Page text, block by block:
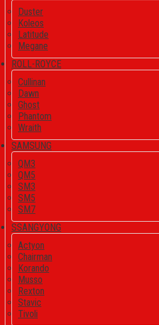
Duster
Koleos
Latitude
Megane
ROLL-ROYCE
Cullinan
Dawn
Ghost
Phantom
Wraith
SAMSUNG
QM3
QM5
SM3
SM5
SM7
SSANGYONG
Actyon
Chairman
Korando
Musso
Rexton
Stavic
Tivoli